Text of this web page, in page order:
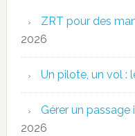
ZRT pour des
2026
Un pilote, un vol :
Gérer un
2026